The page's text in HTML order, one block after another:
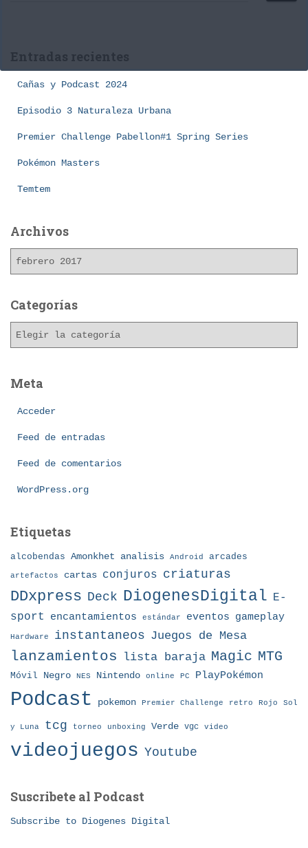
r
Entradas recientes
Cañas y Podcast 2024
Episodio 3 Naturaleza Urbana
Premier Challenge Pabellon#1 Spring Series
Pokémon Masters
Temtem
Archivos
h
o
Categorías
g
Meta
Acceder
Feed de entradas
Feed de comentarios
WordPress.org
Etiquetas
alcobendas Amonkhet analisis Android arcades
artefactos cartas conjuros criaturas
DDxpress Deck DiogenesDigital E-
sport
encantamientos estándar eventos gameplay
Hardware instantaneos Juegos de Mesa
lanzamientos lista baraja Magic MTG
Móvil Negro NES Nintendo online PC PlayPokémon
Podcast pokemon Premier Challenge retro Rojo Sol
y Luna tcg torneo unboxing Verde vgc video
videojuegos Youtube
Suscribete al Podcast
Subscribe to Diogenes Digital